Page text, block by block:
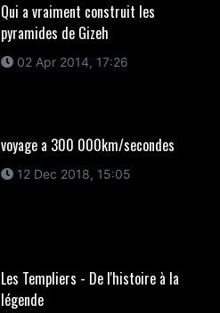
Qui a vraiment construit les
pyramides de Gizeh
02 Apr 2014, 17:26
voyage a 300 000km/secondes
12 Dec 2018, 15:05
Les Templiers - De l'histoire à la
légende